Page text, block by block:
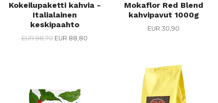
Kokeilupaketti kahvia -
Italialainen
keskipaahto
EUR 98,70 EUR 88,80
Mokaflor Red Blend
kahvipavut 1000g
EUR 30,90